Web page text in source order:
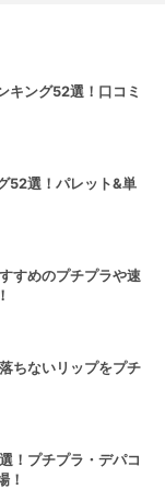
キング52選！口コミ
52選！パレット&単
すめのプチプラや速
ちないリップをプチ
！プチプラ・デパコ
！